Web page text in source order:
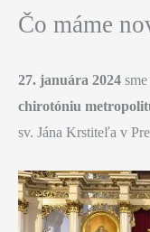
Čo máme
27. januára 2024
chirotóniu
sv. Jána Krstiteľa v